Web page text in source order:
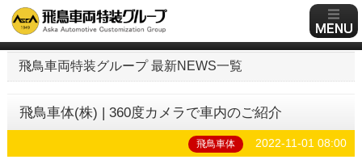
飛鳥車両特装グループ 最新NEWS一覧
飛鳥車体(株) | 360度カメラで車内のご紹介
飛鳥車体 2022-11-01 08:00